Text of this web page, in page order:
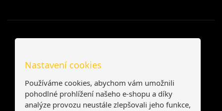
Nastavení cookies
Používáme cookies, abychom vám umožnili
pohodlné prohlížení našeho e-shopu a díky
analýze provozu neustále zlepšovali jeho funkce,